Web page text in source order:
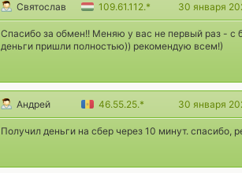
Святослав 109.61.112.* 30 января
Спасибо за обмен!! Меняю у вас не первый раз - с
деньги пришли полностью)) рекомендую всем!)
Андрей 46.55.25.* 30 января
Получил деньги на сбер через 10 минут. спасибо,